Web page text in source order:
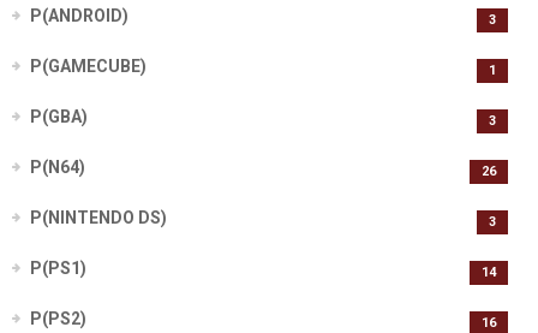
P(ANDROID) 3
P(GAMECUBE) 1
P(GBA) 3
P(N64) 26
P(NINTENDO DS) 3
P(PS1) 14
P(PS2) 16